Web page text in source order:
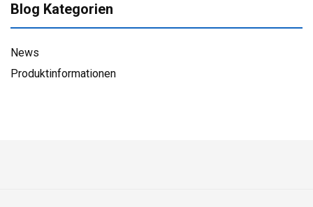
Blog Kategorien
News
Produktinformationen